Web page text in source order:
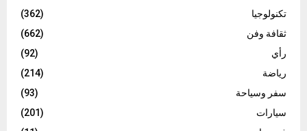
تكنولوجيا
(362)
ثقافة وفن
(662)
رأي
(92)
رياضة
(214)
سفر وسياحة
(93)
سيارات
(201)